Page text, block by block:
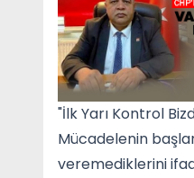
"İlk Yarı Kontrol
Mücadelenin
veremediklerini